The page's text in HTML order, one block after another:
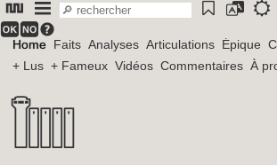
Home Faits Analyses Articulations Épique
+ Lus + Fameux Vidéos Commentaires À